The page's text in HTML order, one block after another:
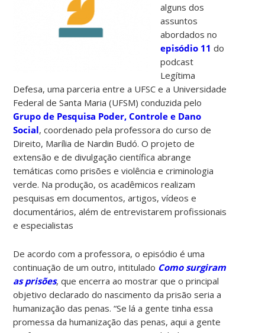
alguns dos
assuntos
abordados no
episódio 11 do
podcast
Legítima
Defesa, uma parceria entre a UFSC e a Universidade
Federal de Santa Maria (UFSM) conduzida pelo
Grupo de Pesquisa Poder, Controle e Dano
Social, coordenado pela professora do curso de
Direito, Marília de Nardin Budó. O projeto de
extensão e de divulgação científica abrange
temáticas como prisões e violência e criminologia
verde. Na produção, os acadêmicos realizam
pesquisas em documentos, artigos, vídeos e
documentários, além de entrevistarem profissionais
e especialistas
De acordo com a professora, o episódio é uma
continuação de um outro, intitulado Como surgiram
as prisões, que encerra ao mostrar que o principal
objetivo declarado do nascimento da prisão seria a
humanização das penas. “Se lá a gente tinha essa
promessa da humanização das penas, aqui a gente